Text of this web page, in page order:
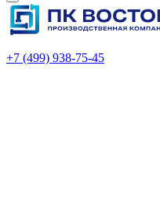
+7 (499) 938-75-45